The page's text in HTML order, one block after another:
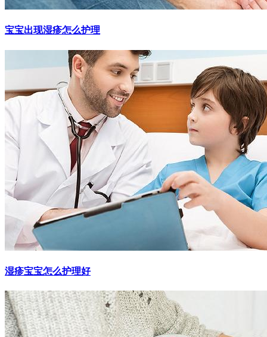
宝宝出现湿疹怎么护理
湿疹宝宝怎么护理好